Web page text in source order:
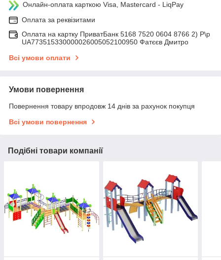
Онлайн-оплата карткою Visa, Mastercard - LiqPay
Оплата за реквізитами
Оплата на картку ПриватБанк 5168 7520 0604 8766 2) Р\р
UA773515330000026005052100950 Фатєєв Дмитро
Всі умови оплати
Умови повернення
Повернення товару впродовж 14 днів за рахунок покупця
Всі умови повернення
Подібні товари компанії